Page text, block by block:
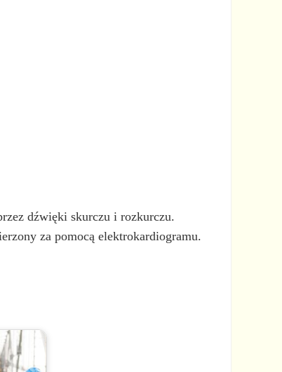
dźwięki skurczu i rozkurczu.
za pomocą elektrokardiogramu.